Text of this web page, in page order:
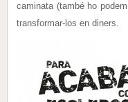
caminata (també ho
transformar-los en diners.